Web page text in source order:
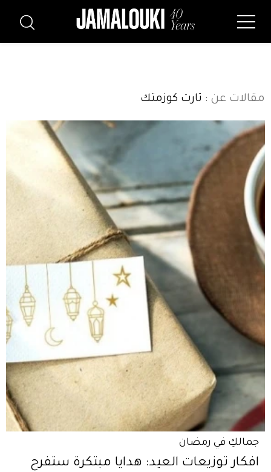
مقالات عن : تارت كوزمتك
جمالكِ في رمضان
افكار توزيعات العيد: هدايا مبتكرة ستفرح